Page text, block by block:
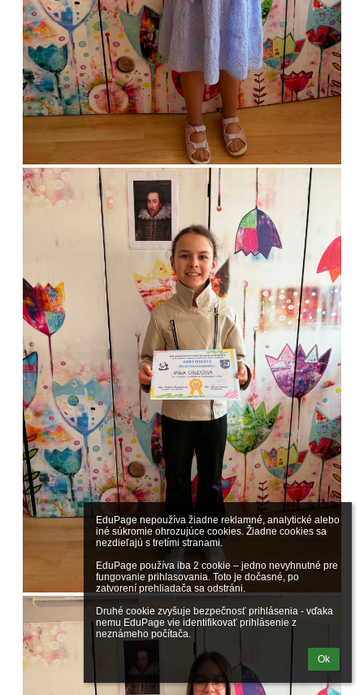
EduPage nepoužíva žiadne reklamné, analytické alebo
iné súkromie ohrozujúce cookies. Žiadne cookies sa
nezdieľajú s tretími stranami.
EduPage používa iba 2 cookie – jedno nevyhnutné pre
fungovanie prihlasovania. Toto je dočasné, po
zatvorení prehliadača sa odstráni.
Druhé cookie zvyšuje bezpečnosť prihlásenia - vďaka
nemu EduPage vie identifikovať prihlásenie z
neznámeho počítača.
Ok